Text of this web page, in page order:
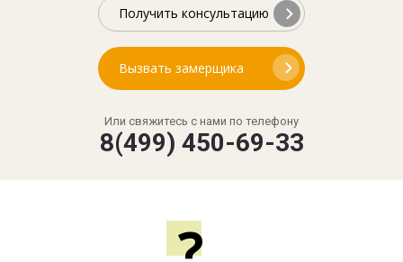
Получить консультацию
Вызвать замерщика
Или свяжитесь с нами по телефону
8(499) 450-69-33